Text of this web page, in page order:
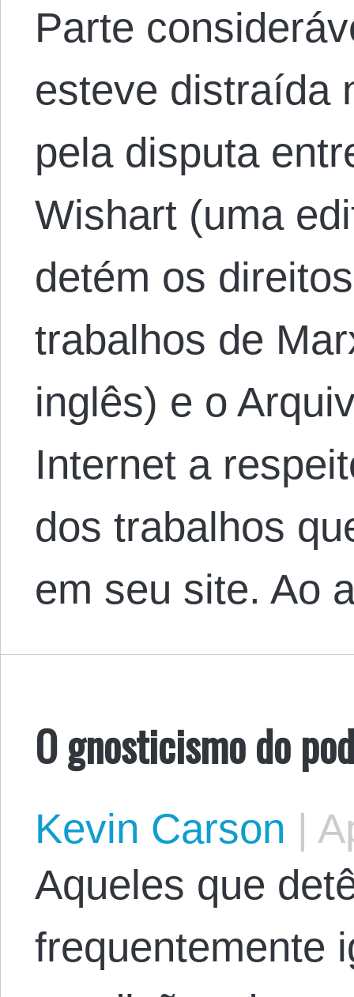
Parte
esteve distraída
pela disputa
Wishart (uma
detém os
trabalhos de
inglês) e o
Internet a
dos trabalhos
em seu site. Ao
O gnosticismo do
Kevin Carson |
Aqueles que
frequentemente